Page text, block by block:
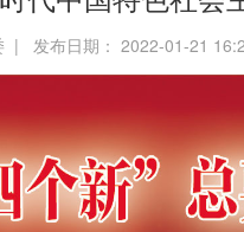
| 发布日期： 2022-01-21